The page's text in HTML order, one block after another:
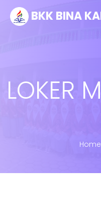
BKK BINA
LOKER
Home